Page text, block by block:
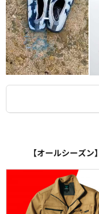
【オールシーズ